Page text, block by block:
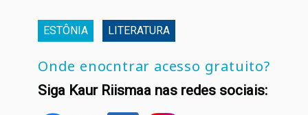
ESTÔNIA LITERATURA
Onde enocntrar acesso gratuito?
Siga Kaur Riismaa nas redes sociais: